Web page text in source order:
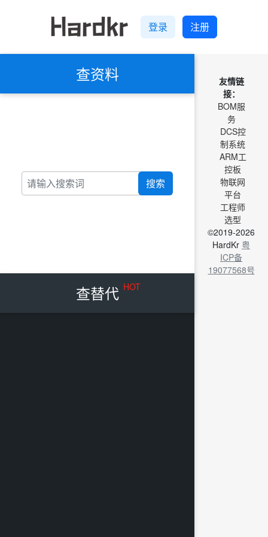
登录 注册
查资料
搜索
查替代 HOT
友情链
接：
BOM服
务
DCS控
制系统
ARM工
控板
物联网
平台
工程师
选型
©2019-2026
HardKr 粤
ICP备
19077568号